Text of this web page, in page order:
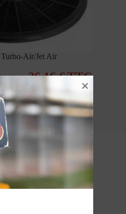
Turbo-Air/Jet Air
26,16€TTC
au panier
stock